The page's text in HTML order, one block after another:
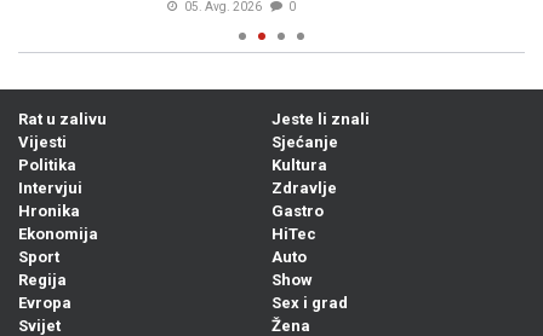
Rat u zalivu
Vijesti
Politika
Intervjui
Hronika
Ekonomija
Sport
Regija
Evropa
Svijet
Jeste li znali
Sjećanje
Kultura
Zdravlje
Gastro
HiTec
Auto
Show
Sex i grad
Žena